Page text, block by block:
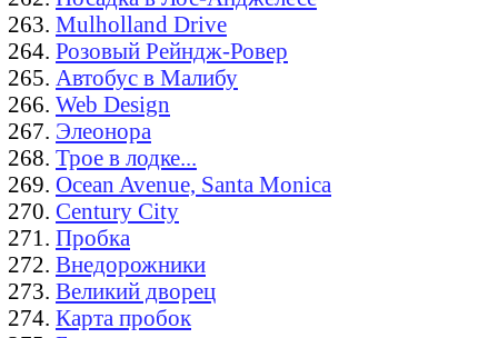
Mulholland Drive
Розовый Рейндж-Ровер
Автобус в Малибу
Web Design
Элеонора
Трое в лодке...
Ocean Avenue, Santa Monica
Century City
Пробка
Внедорожники
Великий дворец
Карта пробок